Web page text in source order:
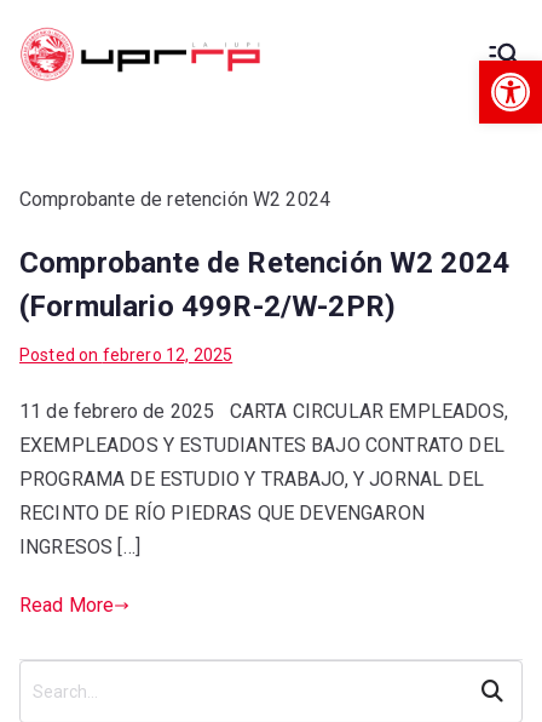
Administra
ción
Decanato de Administración
Comprobante de retención W2 2024
Comprobante de Retención W2 2024
(Formulario 499R-2/W-2PR)
Posted on febrero 12, 2025
11 de febrero de 2025 CARTA CIRCULAR EMPLEADOS,
EXEMPLEADOS Y ESTUDIANTES BAJO CONTRATO DEL
PROGRAMA DE ESTUDIO Y TRABAJO, Y JORNAL DEL
RECINTO DE RÍO PIEDRAS QUE DEVENGARON
INGRESOS […]
Read More
Search